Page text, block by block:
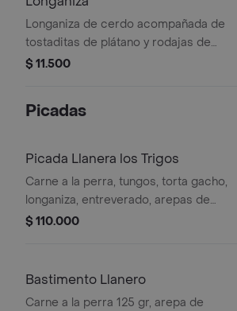
Longaniza de cerdo acompañada de
tostaditas de plátano y rodajas de
limón.
$ 11.500
Picadas
Picada Llanera los Trigos
Carne a la perra, tungos, torta gacho,
longaniza, entreverado, arepas de
arroz, tostaditas de plátano, para 4
$ 110.000
Bastimento Llanero
Carne a la perra 125 gr, arepa de